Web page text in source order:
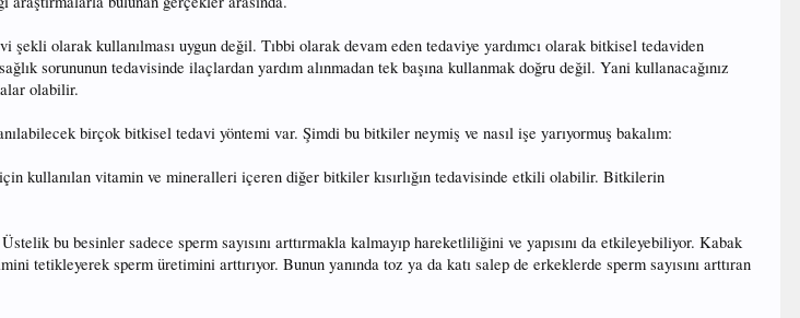
olarak kullanılması uygun değil. Tıbbi olarak devam eden tedaviye yardımcı olarak bitkisel tedaviden
sorununun tedavisinde ilaçlardan yardım alınmadan tek başına kullanmak doğru değil. Yani kullanacağınız
olabilir.
birçok bitkisel tedavi yöntemi var. Şimdi bu bitkiler neymiş ve nasıl işe yarıyormuş bakalım:
için kullanılan vitamin ve mineralleri içeren diğer bitkiler kısırlığın tedavisinde etkili olabilir. Bitkilerin
bu besinler sadece sperm sayısını arttırmakla kalmayıp hareketliliğini ve yapısını da etkileyebiliyor. Kabak
tetikleyerek sperm üretimini arttırıyor. Bunun yanında toz ya da katı salep de erkeklerde sperm sayısını arttıran